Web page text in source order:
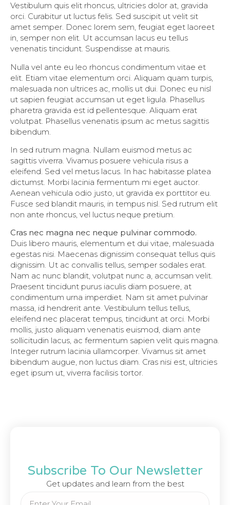
Vestibulum quis elit rhoncus, ultricies dolor at, gravida
orci. Curabitur ut luctus felis. Sed suscipit ut velit sit
amet semper. Donec lorem sem, feugiat eget laoreet
in, semper non elit. Ut accumsan lacus eu tellus
venenatis tincidunt. Suspendisse at mauris.
Nulla vel ante eu leo rhoncus condimentum vitae et
elit. Etiam vitae elementum orci. Aliquam quam turpis,
malesuada non ultrices ac, mollis ut dui. Donec eu nisl
ut sapien feugiat accumsan ut eget ligula. Phasellus
pharetra gravida est id pellentesque. Aliquam erat
volutpat. Phasellus venenatis ipsum ac metus sagittis
bibendum.
In sed rutrum magna. Nullam euismod metus ac
sagittis viverra. Vivamus posuere vehicula risus a
eleifend. Sed vel metus lacus. In hac habitasse platea
dictumst. Morbi lacinia fermentum mi eget auctor.
Aenean vehicula odio justo, ut gravida ex porttitor eu.
Fusce sed blandit mauris, in tempus nisl. Sed rutrum elit
non ante rhoncus, vel luctus neque pretium.
Cras nec magna nec neque pulvinar commodo.
Duis libero mauris, elementum et dui vitae, malesuada
egestas nisi. Maecenas dignissim consequat tellus quis
dignissim. Ut ac convallis tellus, semper sodales erat.
Nam ac nunc blandit, volutpat nunc a, accumsan velit.
Praesent tincidunt purus iaculis diam posuere, at
condimentum urna imperdiet. Nam sit amet pulvinar
massa, id hendrerit ante. Vestibulum tellus tellus,
eleifend nec placerat tempus, tincidunt at orci. Morbi
mollis, justo aliquam venenatis euismod, diam ante
sollicitudin lacus, ac fermentum sapien velit quis magna.
Integer rutrum lacinia ullamcorper. Vivamus sit amet
bibendum augue, non luctus diam. Cras nisi est, ultricies
eget ipsum ut, viverra facilisis tortor.
Subscribe To Our Newsletter
Get updates and learn from the best